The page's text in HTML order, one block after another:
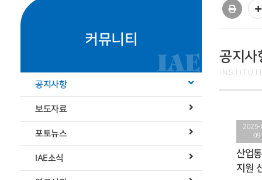
커뮤니티
공지사항
보도자료
포토뉴스
IAE소식
공지사
2025-
09
산업
지원